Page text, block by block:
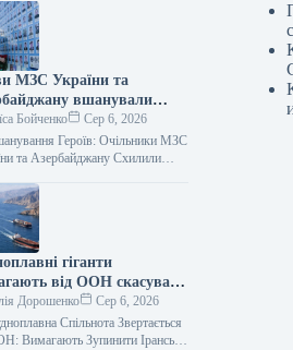
МЗС України та
вшанували
захисників України
Бойченко
Сер 6, 2026
Героїв: Очільники МЗС
та Азербайджану Схилили
6 серпня 2026 року, у Києві…
гіганти
від ООН скасувати
за прохід Ормузькою
Дорошенко
Сер 6, 2026
Спільнота Звертається
Вимагають Зупинити Іранські